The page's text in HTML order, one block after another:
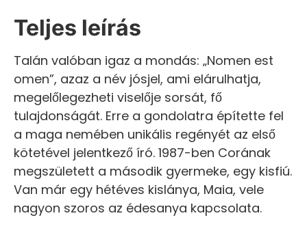
Teljes leírás
Talán valóban igaz a mondás: „Nomen est
omen”, azaz a név jósjel, ami elárulhatja,
megelőlegezheti viselője sorsát, fő
tulajdonságát. Erre a gondolatra építette fel
a maga nemében unikális regényét az első
kötetével jelentkező író. 1987-ben Corának
megszületett a második gyermeke, egy kisfiú.
Van már egy hétéves kislánya, Maia, vele
nagyon szoros az édesanya kapcsolata.